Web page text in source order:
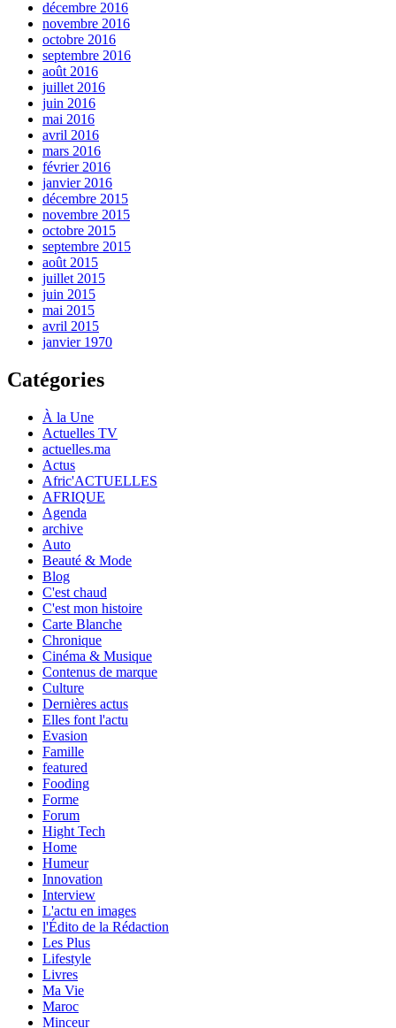
décembre 2016
novembre 2016
octobre 2016
septembre 2016
août 2016
juillet 2016
juin 2016
mai 2016
avril 2016
mars 2016
février 2016
janvier 2016
décembre 2015
novembre 2015
octobre 2015
septembre 2015
août 2015
juillet 2015
juin 2015
mai 2015
avril 2015
janvier 1970
Catégories
À la Une
Actuelles TV
actuelles.ma
Actus
Afric'ACTUELLES
AFRIQUE
Agenda
archive
Auto
Beauté & Mode
Blog
C'est chaud
C'est mon histoire
Carte Blanche
Chronique
Cinéma & Musique
Contenus de marque
Culture
Dernières actus
Elles font l'actu
Evasion
Famille
featured
Fooding
Forme
Forum
Hight Tech
Home
Humeur
Innovation
Interview
L'actu en images
l'Édito de la Rédaction
Les Plus
Lifestyle
Livres
Ma Vie
Maroc
Minceur